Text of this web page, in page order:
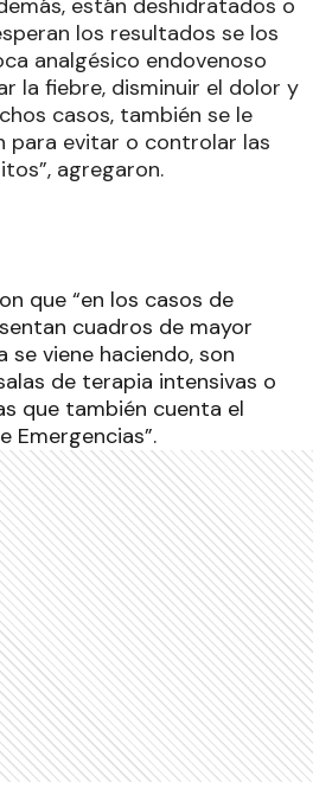
están deshidratados o
los resultados se los
analgésico endovenoso
la fiebre, disminuir el dolor y
casos, también se le
para evitar o controlar las
agregaron.
que “en los casos de
cuadros de mayor
se viene haciendo, son
de terapia intensivas o
que también cuenta el
Emergencias”.